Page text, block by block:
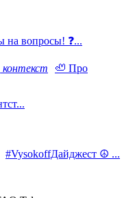
на вопросы! ❓...
🦥 Про
#VysokoffДайджест ☮️ ...